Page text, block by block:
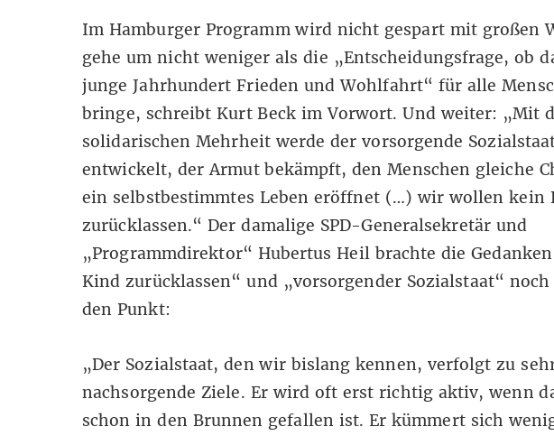
Im Hamburger Programm wird nicht gespart mit großen
gehe um nicht weniger als die „Entscheidungsfrage, ob
junge Jahrhundert Frieden und Wohlfahrt“ für alle
bringe, schreibt Kurt Beck im Vorwort. Und weiter: „Mit
solidarischen Mehrheit werde der vorsorgende
entwickelt, der Armut bekämpft, den Menschen gleiche
ein selbstbestimmtes Leben eröffnet (…) wir wollen kein
zurücklassen.“ Der damalige SPD-Generalsekretär und
„Programmdirektor“ Hubertus Heil brachte die
Kind zurücklassen“ und „vorsorgender Sozialstaat“
den Punkt:
„Der Sozialstaat, den wir bislang kennen, verfolgt zu
nachsorgende Ziele. Er wird oft erst richtig aktiv, wenn
schon in den Brunnen gefallen ist. Er kümmert sich